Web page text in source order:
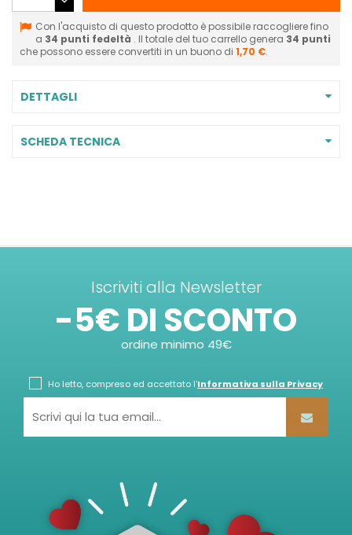
Con l'acquisto di questo prodotto è possibile raccogliere fino
a 34 punti fedeltà . Il totale del tuo carrello genera 34 punti
che possono essere convertiti in un buono di 1,70 €.
DETTAGLI
SCHEDA TECNICA
Iscriviti alla Newsletter
-5€ DI SCONTO
ordine minimo 49€
Ho letto, compreso ed accettato l'Informativa sulla Privacy